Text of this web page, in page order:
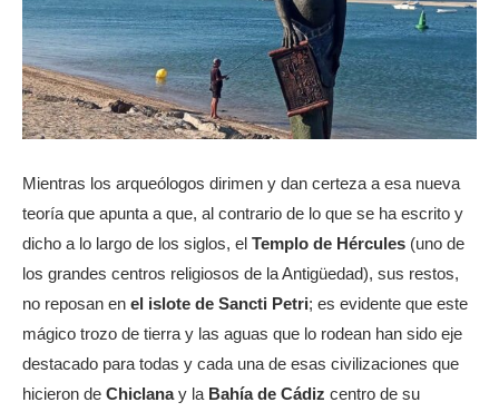
Mientras los arqueólogos dirimen y dan certeza a esa nueva
teoría que apunta a que, al contrario de lo que se ha escrito y
dicho a lo largo de los siglos, el Templo de Hércules (uno de
los grandes centros religiosos de la Antigüedad), sus restos,
no reposan en el islote de Sancti Petri; es evidente que este
mágico trozo de tierra y las aguas que lo rodean han sido eje
destacado para todas y cada una de esas civilizaciones que
hicieron de Chiclanay la Bahía de Cádiz centro de su